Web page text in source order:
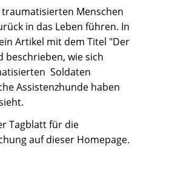
Menschen
in das Leben führen. In
Artikel mit dem Titel "Der
wie sich
Soldaten
Assistenzhunde haben
Tagblatt für die
auf dieser Homepage.